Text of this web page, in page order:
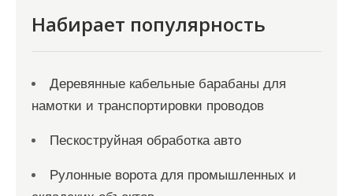
Набирает популярность
Деревянные кабельные барабаны для
намотки и транспортировки проводов
Пескоструйная обработка авто
Рулонные ворота для промышленных и